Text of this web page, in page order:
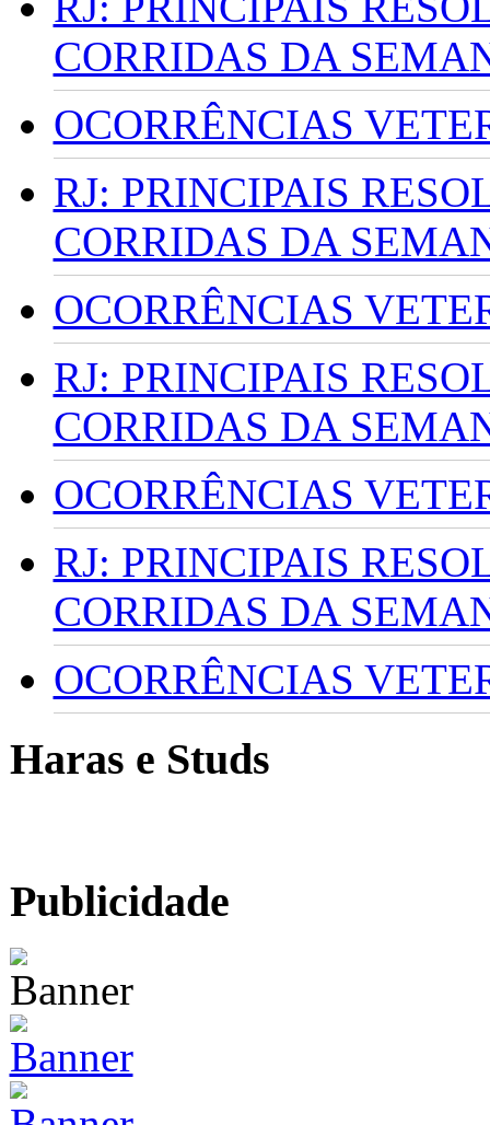
CORRIDAS DA
OCORRÊNCIAS
RJ: PRINCIPAIS
CORRIDAS DA
OCORRÊNCIAS
RJ: PRINCIPAIS
CORRIDAS DA
OCORRÊNCIAS
RJ: PRINCIPAIS
CORRIDAS DA
OCORRÊNCIAS
Haras e Studs
Publicidade